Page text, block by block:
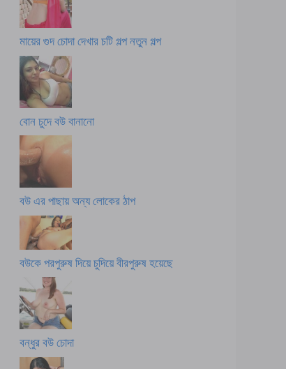
মায়ের গুদ চোদা দেখার চটি গল্প নতুন গল্প
বোন চুদে বউ বানানো
বউ এর পাছায় অন্য লোকের ঠাপ
বউকে পরপুরুষ দিয়ে চুদিয়ে বীরপুরুষ হয়েছে
বন্ধুর বউ চোদা